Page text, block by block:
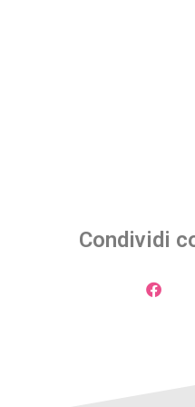
Condividi